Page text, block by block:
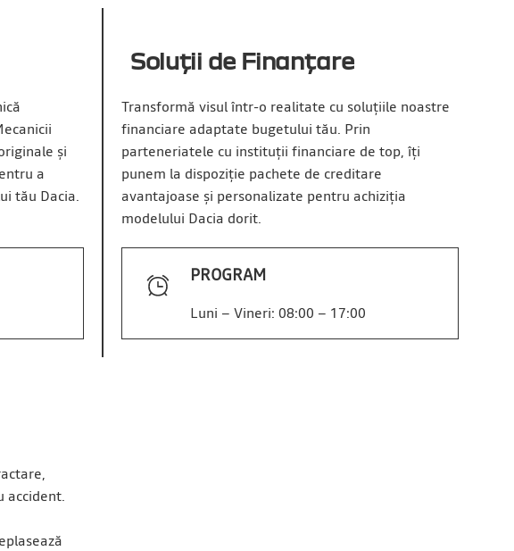
și
a
tău Dacia.
Soluții de Finanțare
Transformă visul într-o realitate cu soluțiile noastre
financiare adaptate bugetului tău. Prin
parteneriatele cu instituții financiare de top, îți
punem la dispoziție pachete de creditare
avantajoase și personalizate pentru achiziția
modelului Dacia dorit.
PROGRAM
Luni – Vineri: 08:00 – 17:00
accident.